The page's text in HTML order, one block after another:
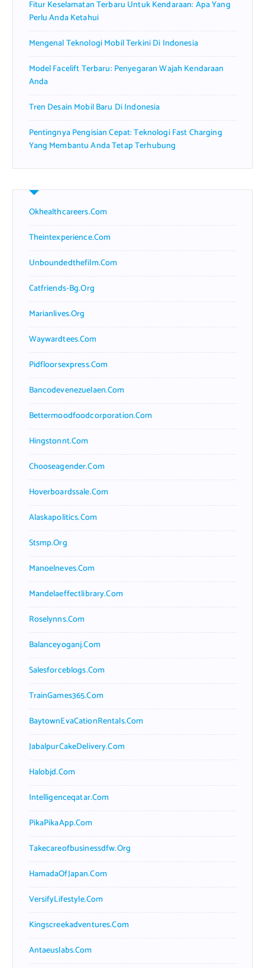
:Fitur Keselamatan Terbaru Untuk Kendaraan: Apa Yang
Perlu Anda Ketahui
Mengenal Teknologi Mobil Terkini Di Indonesia
Model Facelift Terbaru: Penyegaran Wajah Kendaraan
Anda
Tren Desain Mobil Baru Di Indonesia
Pentingnya Pengisian Cepat: Teknologi Fast Charging
Yang Membantu Anda Tetap Terhubung
Okhealthcareers.com
Theintexperience.com
Unboundedthefilm.com
Catfriends-Bg.org
Marianlives.org
Waywardtees.com
Pidfloorsexpress.com
Bancodevenezuelaen.com
Bettermoodfoodcorporation.com
Hingstonnt.com
Chooseagender.com
Hoverboardssale.com
Alaskapolitics.com
Stsmp.org
Manoelneves.com
Mandelaeffectlibrary.com
Roselynns.com
Balanceyoganj.com
Salesforceblogs.com
TrainGames365.com
BaytownEvaCationRentals.com
JabalpurCakeDelivery.com
Halobjd.com
Intelligenceqatar.com
PikaPikaApp.com
Takecareofbusinessdfw.org
HamadaOfJapan.com
VersifyLifestyle.com
Kingscreekadventures.com
Antaeuslabs.com